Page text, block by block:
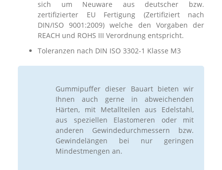
sich um Neuware aus deutscher bzw.
zertifizierter EU Fertigung (Zertifiziert nach
DIN/ISO 9001:2009) welche den Vorgaben der
REACH und ROHS III Verordnung entspricht.
Toleranzen nach DIN ISO 3302-1 Klasse M3
Gummipuffer dieser Bauart bieten wir
Ihnen auch gerne in abweichenden
Härten, mit Metallteilen aus Edelstahl,
aus speziellen Elastomeren oder mit
anderen Gewindedurchmessern bzw.
Gewindelängen bei nur geringen
Mindestmengen an.